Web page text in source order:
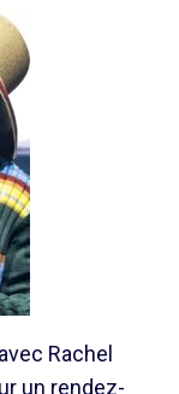
Rachel
un rendez-